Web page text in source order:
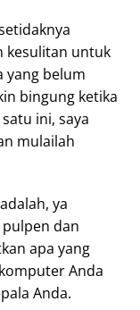
kesulitan untuk
yang belum
bingung ketika
ini, saya
mulailah
ya
dan
apa yang
Anda
Anda.